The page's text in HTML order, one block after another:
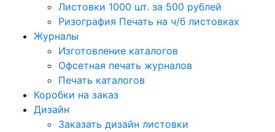
Листовки 1000 шт. за 500 рублей
Ризография Печать на ч/б листовках
Журналы
Изготовление каталогов
Офсетная печать журналов
Печать каталогов
Коробки на заказ
Дизайн
Заказать дизайн листовки